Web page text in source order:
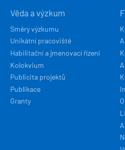
Věda a výzkum
Směry výzkumu
Unikátní pracoviště
Habilitační a jmenovací řízení
Kolokvium
Publicita projektů
Publikace
Granty